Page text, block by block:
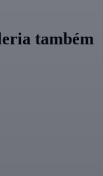
também